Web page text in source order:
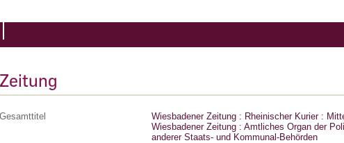
Zeitung
Gesamttitel
Wiesbadener Zeitung : Rheinischer Kurier :
Wiesbadener Zeitung : Amtliches Organ der
anderer Staats- und Kommunal-Behörden